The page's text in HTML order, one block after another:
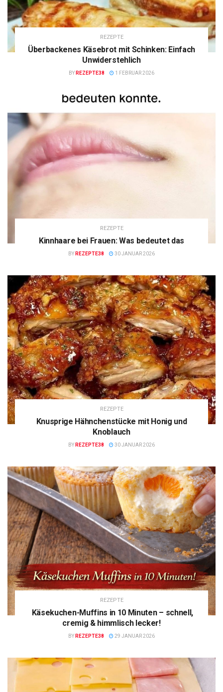
REZEPTE
Überbackenes Käsebrot mit Schinken: Einfach
Unwiderstehlich
BY REZEPTE38 1 FEBRUAR 2026
REZEPTE
Kinnhaare bei Frauen: Was bedeutet das
BY REZEPTE38 30 JANUAR 2026
REZEPTE
Knusprige Hähnchenstücke mit Honig und
Knoblauch
BY REZEPTE38 30 JANUAR 2026
REZEPTE
Käsekuchen-Muffins in 10 Minuten – schnell,
cremig & himmlisch lecker!
BY REZEPTE38 29 JANUAR 2026